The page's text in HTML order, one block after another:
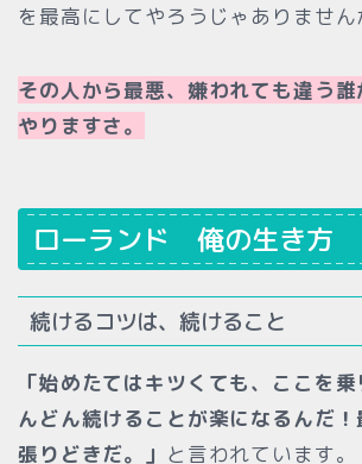
を最高にしてやろうじゃありません
その人から最悪、嫌われても違う
やりますさ。
ローランド 俺の生き方
続けるコツは、続けること
「始めたてはキツくても、ここを
んどん続けることが楽になるんだ
張りどきだ。」 と言われています。